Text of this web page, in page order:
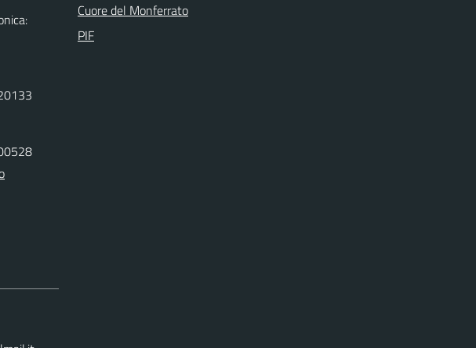
Cuore del Monferrato
PIF